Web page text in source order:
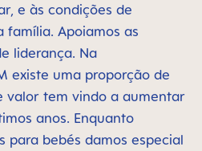
e às condições de
família. Apoiamos as
liderança. Na
existe uma proporção de
valor tem vindo a aumentar
anos. Enquanto
para bebés damos especial